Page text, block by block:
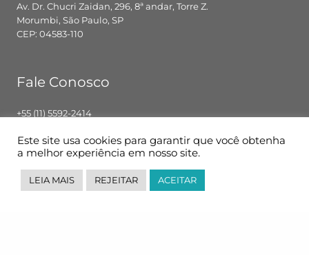
Av. Dr. Chucri Zaidan, 296, 8ª andar, Torre Z.
Morumbi, São Paulo, SP
CEP: 04583-110
Fale Conosco
+55 (11) 5592-2414
Segunda – Sexta: 8h00 – 18h00
Siga-nos
Este site usa cookies para garantir que você obtenha
a melhor experiência em nosso site.
LEIA MAIS REJEITAR ACEITAR